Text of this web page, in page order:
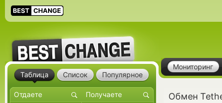
Мониторинг
Обмен
Таблица Список Популярное